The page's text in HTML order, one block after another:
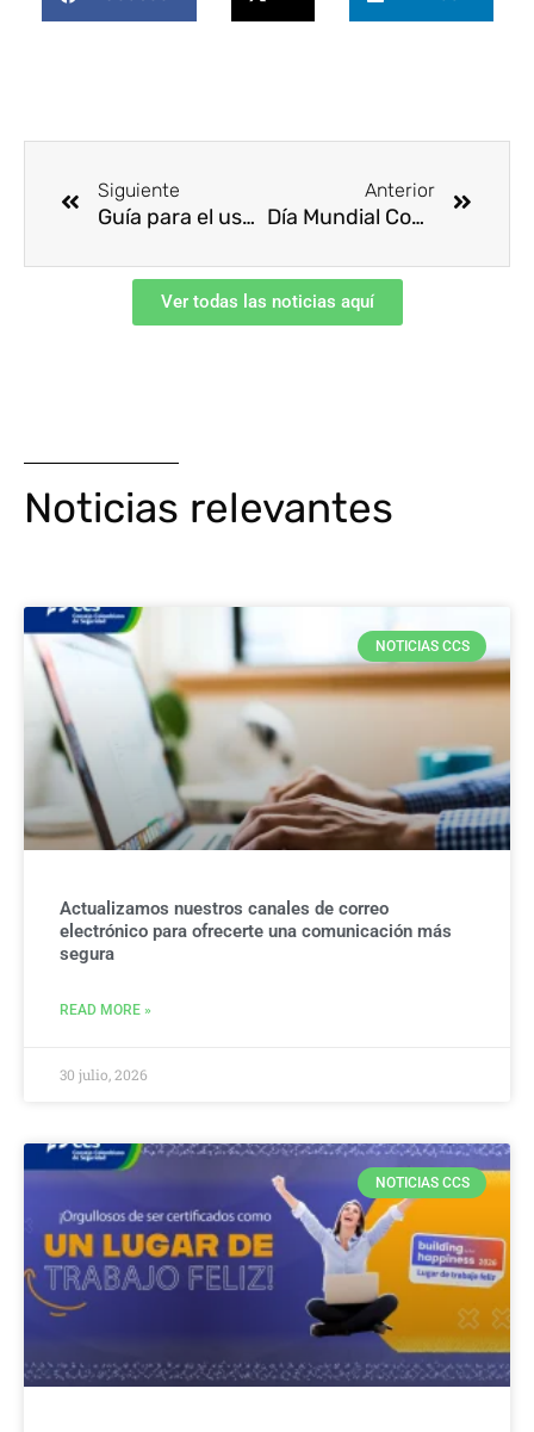
Siguiente
Guía para el uso de mascarillas
Anterior
Día Mundial Contra el Cáncer – 4 de febrero de 2021
Ver todas las noticias aquí
Noticias relevantes
NOTICIAS CCS
Actualizamos nuestros canales de correo
electrónico para ofrecerte una comunicación más
segura
READ MORE »
30 julio, 2026
NOTICIAS CCS